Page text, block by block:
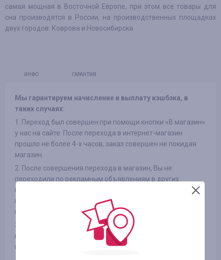
самая мощная в Восточной Европе, при этом все товары для
сна производятся в России, на производственных площадках
двух городов: Коврова и Новосибирска
ИНФО ГАРАНТИЯ
Мы гарантируем начисление и выплату кэшбэка, в
таких случаях:
1. Переход был совершен при помощи кнопки «В магазин»
у нас на сайте. После перехода в интернет-магазин
прошло не более 4-х часов, заказ совершен не покидая
магазин.
2. После совершения перехода в магазин, Вы не
переходили по рекламным объявлениям в других
источниках и не переходили из рассылок интернет-
магазинов на сайт, так же не использовали сторонние
промокоды
3. Выбранный Вами товар участвует в кэшбэке (в
некоторых интернет-магазинах есть разделение на
категории, смотрите вкладку «ИНФОРМАЦИЯ/УСЛОВИЯ» )